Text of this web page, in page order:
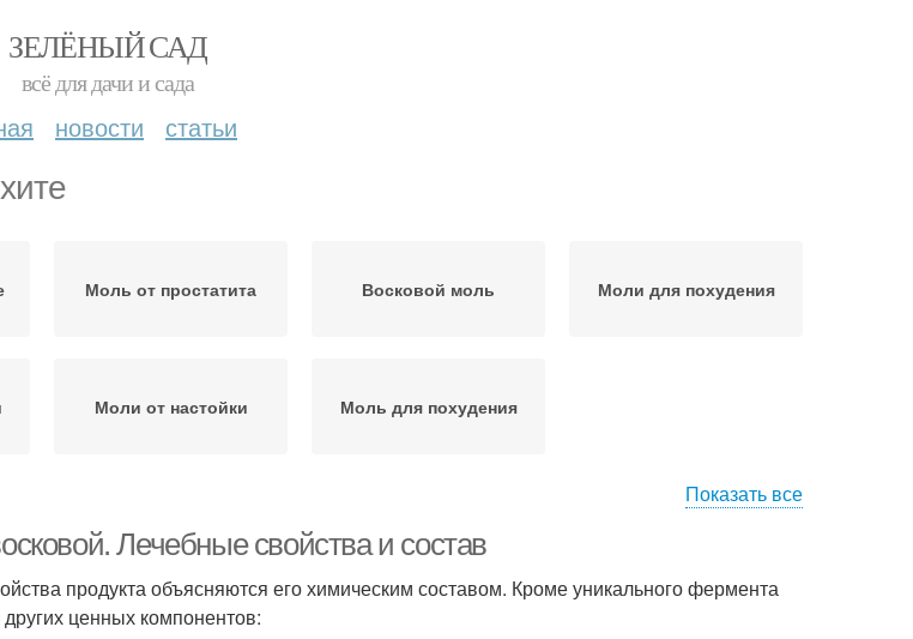
ЗЕЛЁНЫЙ САД
всё для дачи и сада
новости статьи
Моль от простатита Восковой моль Моли для похудения
Моли от настойки Моль для похудения
Показать все
Лечебные свойства и состав
продукта объясняются его химическим составом. Кроме уникального фермента
ценных компонентов: